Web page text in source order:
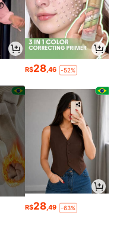
R$28,46 -52%
R$28,49 -63%